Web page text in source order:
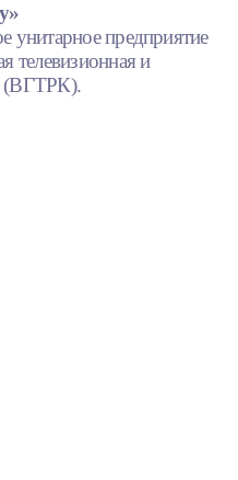
унитарное предприятие
телевизионная и
(ВГТРК).